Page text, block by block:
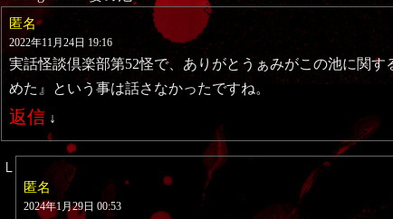
匿名
2022年11月24日 19:16
実話怪談倶楽部第52怪で、ありがとうぁみがこの池に関
めた』という事は話さなかったですね。
返信 ↓
匿名
2024年1月29日 00:53